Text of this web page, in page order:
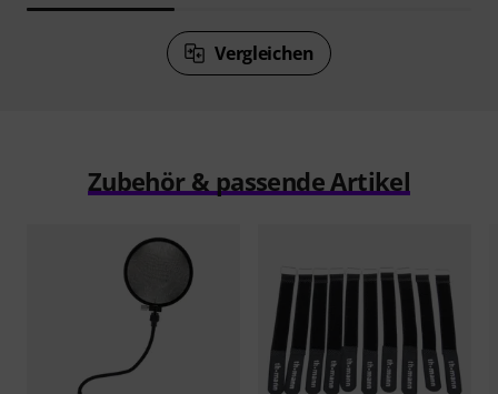
Vergleichen
Zubehör & passende Artikel